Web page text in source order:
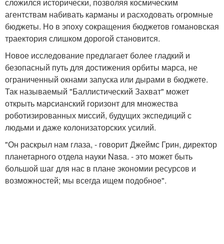
агентствам набивать карманы и расходовать огромные
бюджеты. Но в эпоху сокращения бюджетов гомановская
траектория слишком дорогой становится.
Новое исследование предлагает более гладкий и
безопасный путь для достижения орбиты марса, не
ограниченный окнами запуска или дырами в бюджете.
Так называемый "Баллистический Захват" может
открыть марсианский горизонт для множества
роботизированных миссий, будущих экспедиций с
людьми и даже колонизаторских усилий.
"Он раскрыл нам глаза, - говорит Джеймс Грин, директор
планетарного отдела науки Nasa. - это может быть
большой шаг для нас в плане экономии ресурсов и
возможностей; мы всегда ищем подобное".